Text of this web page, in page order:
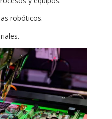
robóticos.